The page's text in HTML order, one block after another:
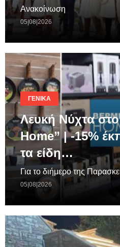
Ανακοίνωση
05|08|2026
ΓΕΝΙΚΆ
Λευκή Νύχτα
Home” | -15%
τα είδη…
Για το διήμερο της
05|08|2026